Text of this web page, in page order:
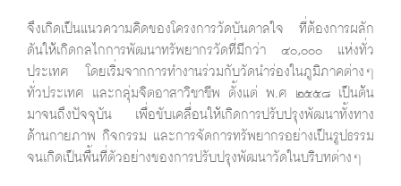
จึงเกิดเป็นแนวความคิดของโครงการวัดบันดาลใจ ที่ต้องการผลัก
ดันให้เกิดกลไกการพัฒนาทรัพยากรวัดที่มีกว่า ๔๐,๐๐๐ แห่งทั่ว
ประเทศ โดยเริ่มจากการทำงานร่วมกับวัดนำร่องในภูมิภาคต่างๆ
ทั่วประเทศ และกลุ่มจิตอาสาวิชาชีพ ตั้งแต่ พ.ศ ๒๕๕๘ เป็นต้น
มาจนถึงปัจจุบัน เพื่อขับเคลื่อนให้เกิดการปรับปรุงพัฒนาทั้งทาง
ด้านกายภาพ กิจกรรม และการจัดการทรัพยากรอย่างเป็นรูปธรรม
จนเกิดเป็นพื้นที่ตัวอย่างของการปรับปรุงพัฒนาวัดในบริบทต่างๆ